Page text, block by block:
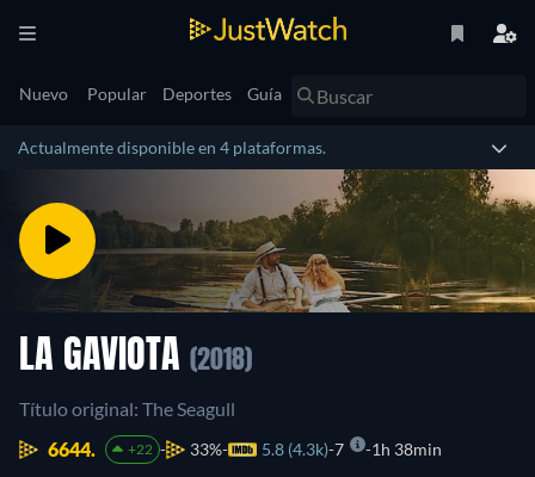
Nuevo Popular Deportes Guía
Actualmente disponible en 4 plataformas.
LA GAVIOTA (2018)
Título original: The Seagull
6644.
+22 33% 5.8 (4.3k) 7 1h 38min